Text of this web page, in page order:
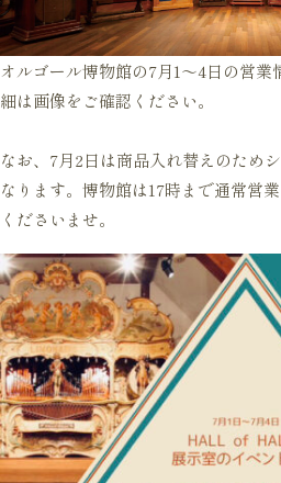
オルゴール博物館の7月1～4日の営
細は画像をご確認ください。
なお、7月2日は商品入れ替えのため
なります。博物館は17時まで通常営
くださいませ。